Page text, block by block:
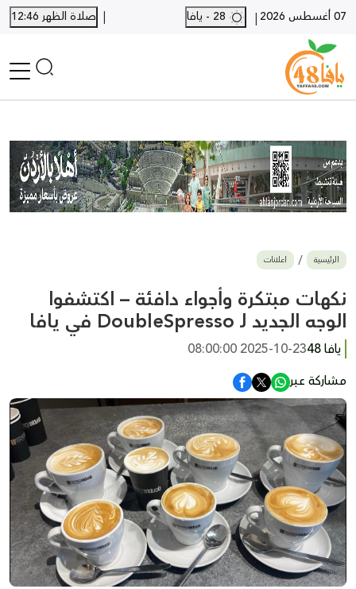
07 أغسطس 2026 |
| صلاة الظهر 12:46
أخبار محلية
أخبار يافا
SHORTS
أخبار اللد والرملة
بيع وشراء
أخبار القدس
وفيات
المزيد
ارسل خبر
الرئيسية اعلانات
نكهات مبتكرة وأجواء دافئة – اكتشفوا
الوجه الجديد لـ DoubleSpresso في يافا
يافا 48
2025-10-23 08:00:00
مشاركة عبر